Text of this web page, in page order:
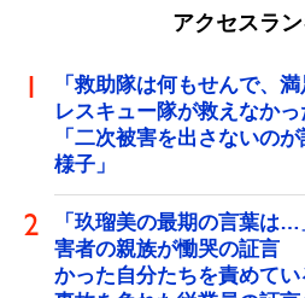
アクセスラ
「救助隊は何もせんで、
レスキュー隊が救えなか
「二次被害を出さないの
様子」
「玖瑠美の最期の言葉
害者の親族が慟哭の証言
かった自分たちを責めて